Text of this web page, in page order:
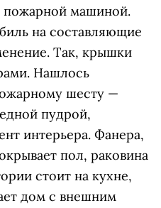
пожарной машиной.
на составляющие
Так, крышки
Нашлось
шесту —
пудрой,
интерьера. Фанера,
пол, раковина
стоит на кухне,
дом с внешним